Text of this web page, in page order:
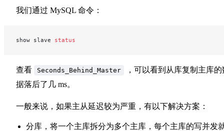
我们通过 MySQL 命令：
show slave status
查看 Seconds_Behind_Master
，可以看到从库复制主库的
据落后了几 ms。
一般来说，如果主从延迟较为严重，有以下解决方案：
分库，将一个主库拆分为多个主库，每个主库的写并发